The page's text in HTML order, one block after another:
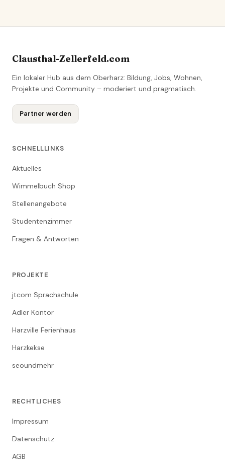
Clausthal-Zellerfeld.com
Ein lokaler Hub aus dem Oberharz: Bildung, Jobs, Wohnen,
Projekte und Community – moderiert und pragmatisch.
Partner werden
SCHNELLLINKS
Aktuelles
Wimmelbuch Shop
Stellenangebote
Studentenzimmer
Fragen & Antworten
PROJEKTE
jtcom Sprachschule
Adler Kontor
Harzville Ferienhaus
Harzkekse
seoundmehr
RECHTLICHES
Impressum
Datenschutz
AGB